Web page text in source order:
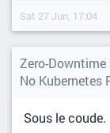
Sat 27 Jun, 17:04
Zero-
No Kubernetes
Sous le coude.